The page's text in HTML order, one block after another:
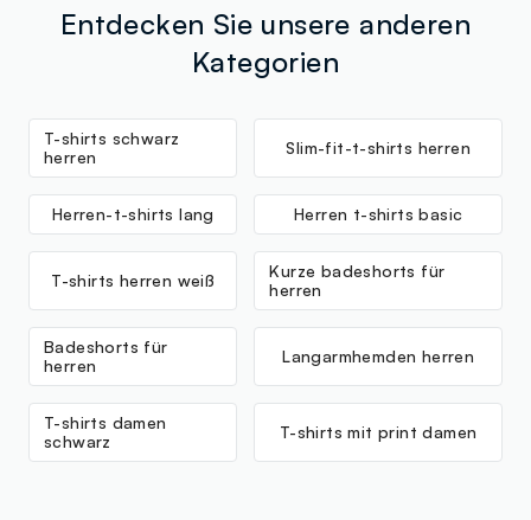
Entdecken Sie unsere anderen
Kategorien
T-shirts schwarz
herren
Slim-fit-t-shirts herren
Herren-t-shirts lang Herren t-shirts basic
T-shirts herren weiß
Kurze badeshorts für
herren
Badeshorts für
herren
Langarmhemden herren
T-shirts damen
schwarz
T-shirts mit print damen